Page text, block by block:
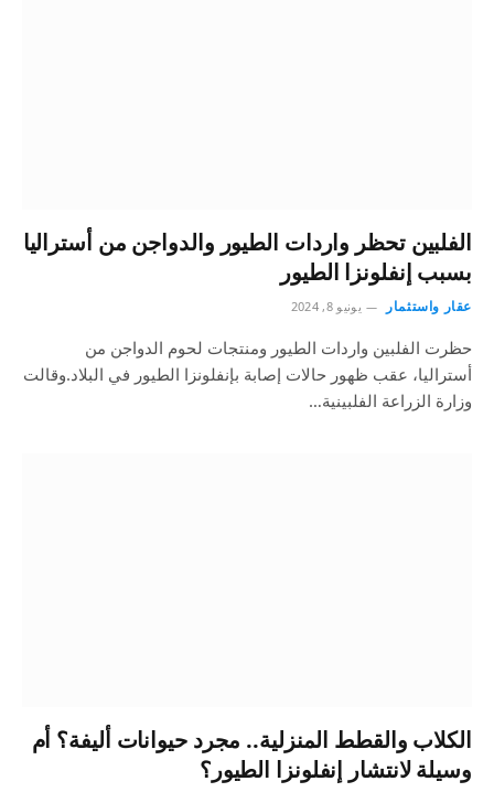
الفلبين تحظر واردات الطيور والدواجن من أستراليا
بسبب إنفلونزا الطيور
عقار واستثمار يونيو 8, 2024
حظرت الفلبين واردات الطيور ومنتجات لحوم الدواجن من
أستراليا، عقب ظهور حالات إصابة بإنفلونزا الطيور في البلاد.وقالت
وزارة الزراعة الفلبينية…
الكلاب والقطط المنزلية.. مجرد حيوانات أليفة؟ أم
وسيلة لانتشار إنفلونزا الطيور؟